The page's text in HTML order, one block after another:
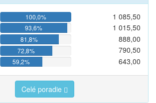
100,0%
1 085,50
93,6%
1 015,50
81,8%
888,00
72,8%
790,50
59,2% 643,00
Celé poradie